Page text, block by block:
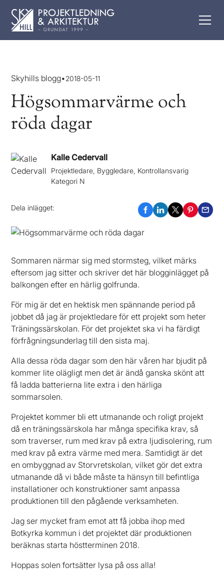
Skyhills blogg•2018-05-11
Högsommarvärme och
röda dagar
Kalle Cedervall
Projektledare, Byggledare, Kontrollansvarig
Kategori N
Dela inlägget:
Sommaren närmar sig med stormsteg, vilket märks
eftersom jag sitter och skriver det här blogginlägget på
balkongen efter en härlig golfrunda.
För mig är det en hektisk men spännande period på
jobbet då jag är projektledare för ett projekt som heter
Träningssärskolan. För det projektet ska vi ha färdigt
förfrågningsunderlag till den sista maj.
Alla dessa röda dagar som den här våren har bjudit på
kommer lite olägligt men det är ändå ganska skönt att
få ladda batterierna lite extra i den härliga
sommarsolen.
Projektet kommer bli ett utmanande och roligt projekt
då en träningssärskola har många specifika krav, så
som traverser, rum med krav på extra ljudisolering, rum
med krav på extra värme med mera. Samtidigt är det
en ombyggnad av Storvretskolan, vilket gör det extra
utmanande då vi både måste ta hänsyn till befintliga
installationer och konstruktioner samt anpassa
produktionen till den pågående verksamheten.
Jag ser mycket fram emot att få jobba ihop med
Botkyrka kommun i det projektet där produktionen
beräknas starta höstterminen 2018.
Hoppas solen fortsätter lysa på oss alla!